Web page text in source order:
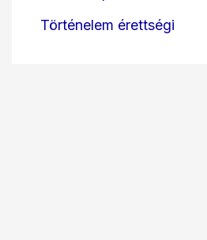
Történelem érettségi